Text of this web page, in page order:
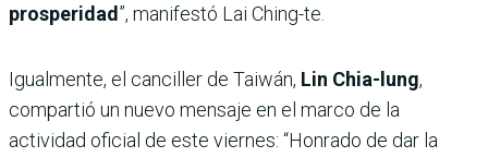
prosperidad”, manifestó Lai Ching-te.
Igualmente, el canciller de Taiwán, Lin Chia-lung,
compartió un nuevo mensaje en el marco de la
actividad oficial de este viernes: “Honrado de dar la